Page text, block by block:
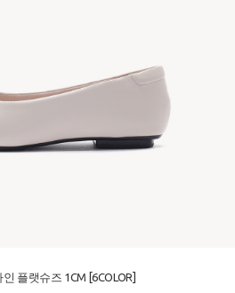
플랫슈즈 1CM [6COLOR]